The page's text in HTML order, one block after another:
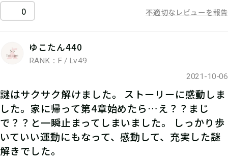
0 不適切なレビューを報告
ゆこたん440
RANK：F / Lv.49
2021-10-06
謎はサクサク解けました。 ストーリーに感動しま
した。家に帰って第4章始めたら…え？？まじ
で？？と一瞬止まってしまいました。 しっかり歩
いていい運動にもなって、感動して、充実した謎
解きでした。